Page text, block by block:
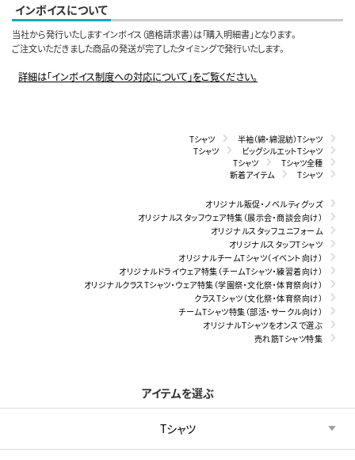
インボイスについて
当社から発行いたしますインボイス（適格請求書）は「購入明細書」となります。
ご注文いただきました商品の発送が完了したタイミングで発行いたします。
詳細は「インボイス制度への対応について」をご覧ください。
Tシャツ
半袖（綿・綿混紡）Tシャツ
Tシャツ
ビッグシルエットTシャツ
Tシャツ
Tシャツ全種
新着アイテム
Tシャツ
オリジナル販促・ノベルティグッズ
オリジナルスタッフウェア特集（展示会・商談会向け）
オリジナルスタッフユニフォーム
オリジナルスタッフTシャツ
オリジナルチームTシャツ（イベント向け）
オリジナルドライウェア特集（チームTシャツ・練習着向け）
オリジナルクラスTシャツ・ウェア特集（学園祭・文化祭・体育祭向け）
クラスTシャツ（文化祭・体育祭向け）
チームTシャツ特集（部活・サークル向け）
オリジナルTシャツをオンスで選ぶ
売れ筋Tシャツ特集
アイテムを選ぶ
Tシャツ